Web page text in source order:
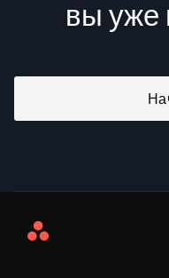
вы уже
Asana